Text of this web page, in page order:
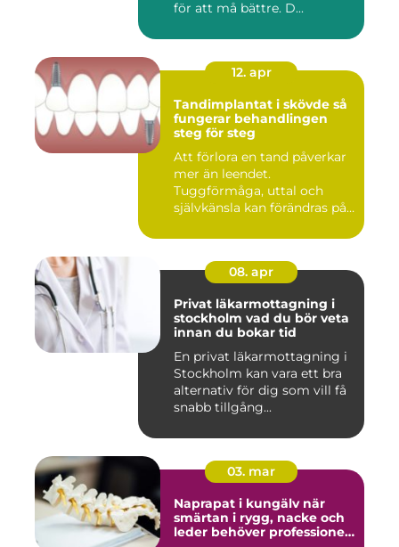
för att må bättre. D...
12. apr
Tandimplantat i skövde så
fungerar behandlingen
steg för steg
Att förlora en tand påverkar
mer än leendet.
Tuggförmåga, uttal och
självkänsla kan förändras på
08. apr
Privat läkarmottagning i
stockholm vad du bör veta
innan du bokar tid
En privat läkarmottagning i
Stockholm kan vara ett bra
alternativ för dig som vill få
snabb tillgång...
03. mar
Naprapat i kungälv när
smärtan i rygg, nacke och
leder behöver professionell